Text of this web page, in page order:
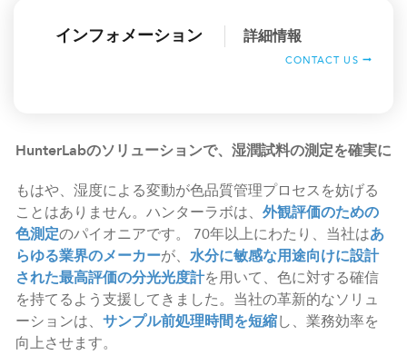
インフォメーション 詳細情報
CONTACT US
HunterLabのソリューションで、湿潤試料の測定を確実に
もはや、湿度による変動が色品質管理プロセスを妨げる
ことはありません。ハンターラボは、 外観評価のための
色測定のパイオニアです。 70年以上にわたり、当社はあ
らゆる業界のメーカーが、 水分に敏感な用途向けに設計
された最高評価の分光光度計を用いて、色に対する確信
を持てるよう支援してきました。当社の革新的なソリュ
ーションは、 サンプル前処理時間を短縮し、業務効率を
向上させます。